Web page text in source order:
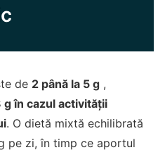
de 2 până la 5 g ,
în cazul activității
. O dietă mixtă echilibrată
pe zi, în timp ce aportul